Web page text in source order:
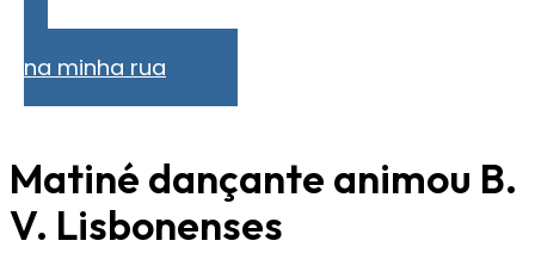
na minha rua
Matiné dançante animou B.
V. Lisbonenses